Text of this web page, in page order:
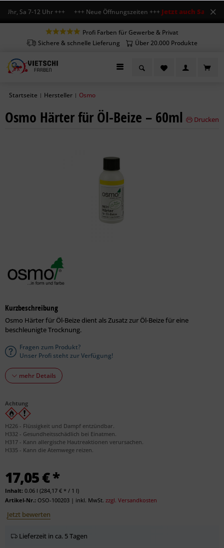
Sa 7-12 Uhr +++ +++ Neue Öffnungszeiten +++Jetzt auch Sa
Profi Farben für Gewerbe & Privat
Sichere & schnelle Lieferung
Über 20.000 Produkte
Startseite | Hersteller | Osmo
Osmo Härter für Öl-Beize – 60ml Drucken
Kurzbeschreibung
Osmo Härter für Öl-Beize dient als Zusatz zur Öl-Beize für eine
beschleunigte Trocknung.
Fragen zum Produkt?
Unser Profi steht zur Verfügung!
mehr Details
Achtung
H226 - Flüssigkeit und Dampf entzündbar.
H332 - Gesundheitsschädlich bei Einatmen.
H317 - Kann allergische Hautreaktionen verursachen.
H335 - Kann die Atemwege reizen.
17,05 € *
Inhalt: 0.06 l (284,17 € * / 1 l)
Artikel-Nr.: OSO-100203 | inkl. MwSt. zzgl. Versandkosten
Jetzt bewerten
Lieferzeit in ca. 5 Tagen